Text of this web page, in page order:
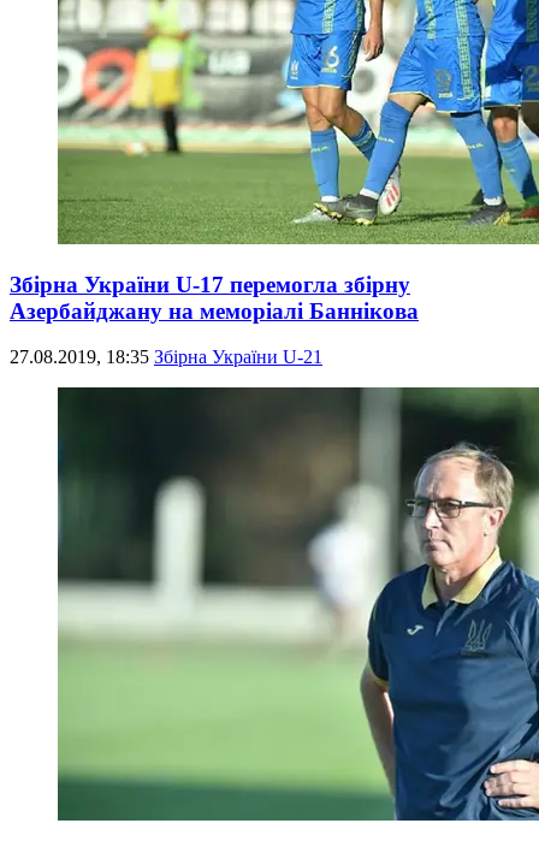
Збірна України U-17 перемогла збірну
Азербайджану на меморіалі Баннікова
27.08.2019, 18:35 Збірна України U-21